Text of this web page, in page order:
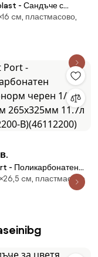
- Сандъче с
40 см
cм, пластмасово,
- Поликарбонатен
черен 1/2 h200мм
11.7л (PCP12200-B)
cм, пластмасово